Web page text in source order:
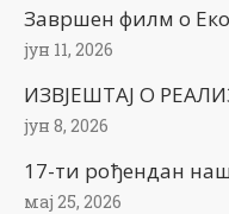
Завршен филм о
јун 11, 2026
ИЗВЈЕШТАЈ О
јун 8, 2026
17-ти рођендан
мај 25, 2026